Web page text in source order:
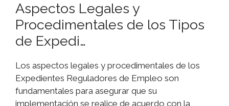
Aspectos Legales y
Procedimentales de los Tipos
de Expedi…
Los aspectos legales y procedimentales de los
Expedientes Reguladores de Empleo son
fundamentales para asegurar que su
implementación se realice de acuerdo con la